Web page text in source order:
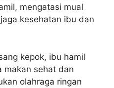
mengatasi mual
kesehatan ibu dan
kepok, ibu hamil
makan sehat dan
olahraga ringan